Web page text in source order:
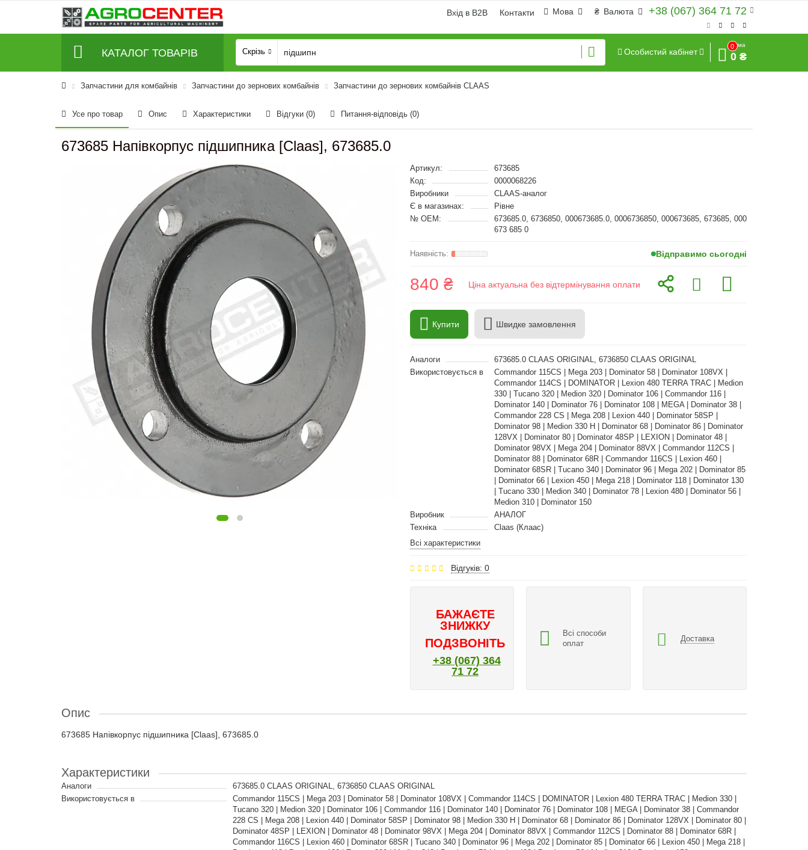
+38 (067) 364 71 72
₴ Валюта
Мова
Вхід в B2B Контакти
КАТАЛОГ ТОВАРІВ Скрізь Особистий кабінет
0
Сума
0 ₴
Запчастини для комбайнів Запчастини до зернових комбайнів Запчастини до зернових комбайнів CLAAS
Усе про товар Опис Характеристики Відгуки (0) Питання-відповідь (0)
673685 Напівкорпус підшипника [Claas], 673685.0
Артикул:
673685
Код:
0000068226
Виробники
CLAAS-аналог
Є в магазинах:
Рівне
№ OEM:
673685.0, 6736850, 000673685.0, 0006736850, 000673685, 673685, 000
673 685 0
Відправимо сьогодні
840 ₴ Ціна актуальна без відтермінування оплати
Купити Швидке замовлення
Аналоги
673685.0 CLAAS ORIGINAL, 6736850 CLAAS ORIGINAL
Використовується в
Commandor 115CS | Mega 203 | Dominator 58 | Dominator 108VX |
Commandor 114CS | DOMINATOR | Lexion 480 TERRA TRAC | Medion
330 | Tucano 320 | Medion 320 | Dominator 106 | Commandor 116 |
Dominator 140 | Dominator 76 | Dominator 108 | MEGA | Dominator 38 |
Commandor 228 CS | Mega 208 | Lexion 440 | Dominator 58SP |
Dominator 98 | Medion 330 H | Dominator 68 | Dominator 86 | Dominator
128VX | Dominator 80 | Dominator 48SP | LEXION | Dominator 48 |
Dominator 98VX | Mega 204 | Dominator 88VX | Commandor 112CS |
Dominator 88 | Dominator 68R | Commandor 116CS | Lexion 460 |
Dominator 68SR | Tucano 340 | Dominator 96 | Mega 202 | Dominator 85
| Dominator 66 | Lexion 450 | Mega 218 | Dominator 118 | Dominator 130
| Tucano 330 | Medion 340 | Dominator 78 | Lexion 480 | Dominator 56 |
Medion 310 | Dominator 150
Виробник
АНАЛОГ
Техніка
Claas (Клаас)
Всі характеристики
Відгуків: 0
БАЖАЄТЕ
ЗНИЖКУ
ПОДЗВОНІТЬ
+38 (067) 364
71 72
Всі способи
оплат
Доставка
Опис
673685 Напівкорпус підшипника [Claas], 673685.0
Характеристики
Аналоги
673685.0 CLAAS ORIGINAL, 6736850 CLAAS ORIGINAL
Використовується в
Commandor 115CS | Mega 203 | Dominator 58 | Dominator 108VX | Commandor 114CS | DOMINATOR | Lexion 480 TERRA TRAC | Medion 330 |
Tucano 320 | Medion 320 | Dominator 106 | Commandor 116 | Dominator 140 | Dominator 76 | Dominator 108 | MEGA | Dominator 38 | Commandor
228 CS | Mega 208 | Lexion 440 | Dominator 58SP | Dominator 98 | Medion 330 H | Dominator 68 | Dominator 86 | Dominator 128VX | Dominator 80 |
Dominator 48SP | LEXION | Dominator 48 | Dominator 98VX | Mega 204 | Dominator 88VX | Commandor 112CS | Dominator 88 | Dominator 68R |
Commandor 116CS | Lexion 460 | Dominator 68SR | Tucano 340 | Dominator 96 | Mega 202 | Dominator 85 | Dominator 66 | Lexion 450 | Mega 218 |